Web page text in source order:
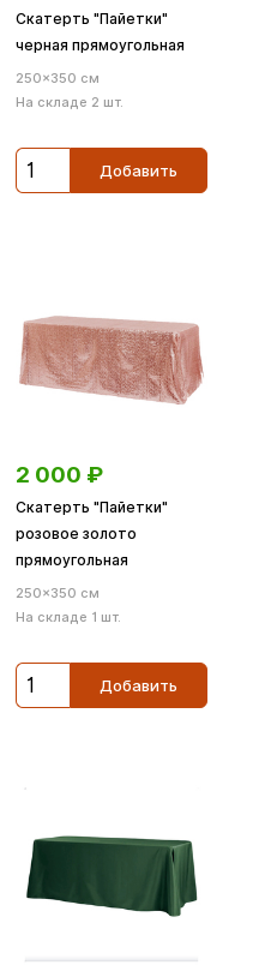
Скатерть "Пайетки"
черная прямоугольная
250×350 см
На складе 2 шт.
Добавить
2 000 ₽
Скатерть "Пайетки"
розовое золото
прямоугольная
250×350 см
На складе 1 шт.
Добавить